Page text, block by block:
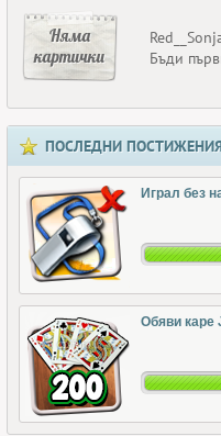
Няма
картички
Бъди
ПОСЛЕДНИ
Играл без
Обяви каре